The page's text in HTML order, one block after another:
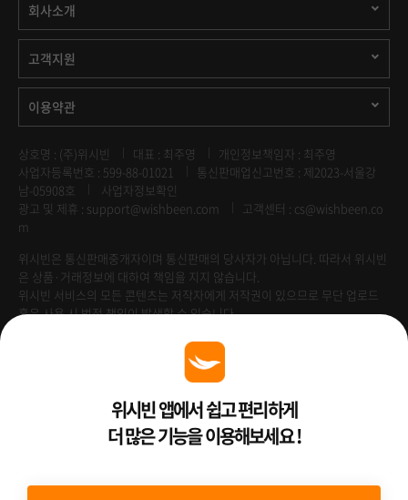
회사소개
고객지원
이용약관
상호명 : (주)위시빈 대표 : 최주영
개인정보책임자 : 최주영
사업자등록번호 : 599-88-01021
통신판매업신고번호 : 제2023-서울강
남-05908호
사업자정보확인
광고 및 제휴 : support@wishbeen.com
고객센터 : cs@wishbeen.co
m
위시빈은 통신판매중개자이며 통신판매의 당사자가 아닙니다. 따라서 위시빈
은 상품·거래정보에 대하여 책임을 지지 않습니다.
위시빈 서비스의 모든 콘텐츠는 저작자에게 저작권이 있으므로 무단 업로드
혹은 사용 시 법적 책임이 발생할 수 있습니다.
Venture Enterprise위시빈 앱에서 쉽고 편리하게
더 많은 기능을 이용해보세요 !